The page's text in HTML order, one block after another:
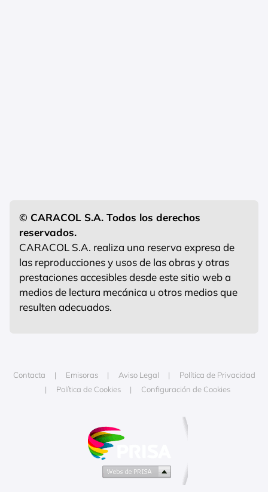
© CARACOL S.A. Todos los derechos
reservados.
CARACOL S.A. realiza una reserva expresa de
las reproducciones y usos de las obras y otras
prestaciones accesibles desde este sitio web a
medios de lectura mecánica u otros medios que
resulten adecuados.
Contacta Emisoras Aviso Legal
Política de Privacidad
Política de Cookies
Configuración de Cookies